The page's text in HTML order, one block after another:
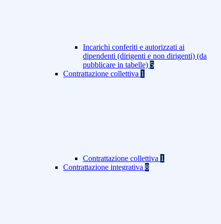
Incarichi conferiti e autorizzati ai
dipendenti (dirigenti e non dirigenti) (da
pubblicare in tabelle) 5
Contrattazione collettiva 1
Contrattazione collettiva 1
Contrattazione integrativa 8